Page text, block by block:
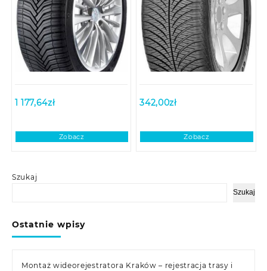
Szukaj
Szukaj
Ostatnie wpisy
Montaż wideorejestratora Kraków – rejestracja trasy i
1 177,64zł
Zobacz
342,00zł
Zobacz